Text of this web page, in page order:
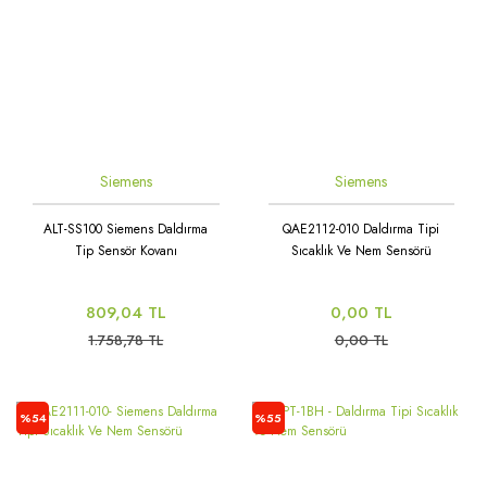
Siemens
ALT-SS100 Siemens Daldırma
Tip Sensör Kovanı
809,04 TL
1.758,78 TL
Siemens
QAE2112-010 Daldırma Tipi
Sıcaklık Ve Nem Sensörü
0,00 TL
0,00 TL
%54 %55